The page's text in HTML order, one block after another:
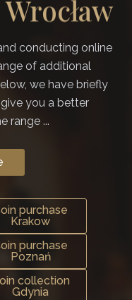
conducting online
of additional
we have briefly
you a better
range ...
purchase
Krakow
purchase
Poznań
collection
Gdynia